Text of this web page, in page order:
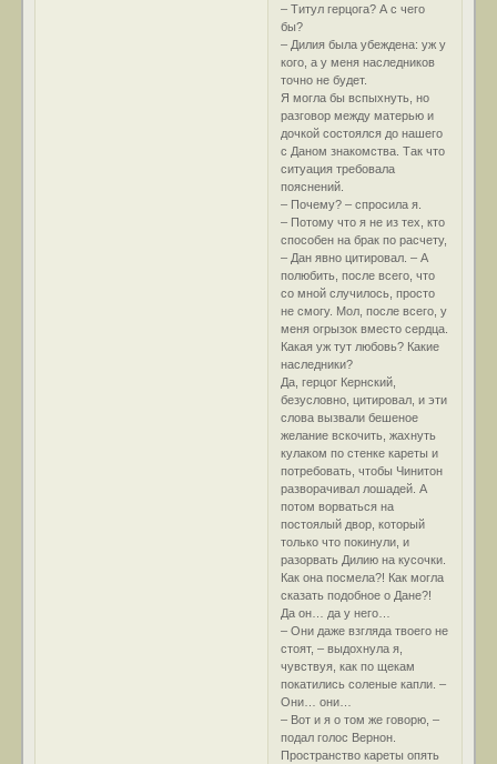
– Титул герцога? А с чего
бы?
– Дилия была убеждена: уж у
кого, а у меня наследников
точно не будет.
Я могла бы вспыхнуть, но
разговор между матерью и
дочкой состоялся до нашего
с Даном знакомства. Так что
ситуация требовала
пояснений.
– Почему? – спросила я.
– Потому что я не из тех, кто
способен на брак по расчету,
– Дан явно цитировал. – А
полюбить, после всего, что
со мной случилось, просто
не смогу. Мол, после всего, у
меня огрызок вместо сердца.
Какая уж тут любовь? Какие
наследники?
Да, герцог Кернский,
безусловно, цитировал, и эти
слова вызвали бешеное
желание вскочить, жахнуть
кулаком по стенке кареты и
потребовать, чтобы Чинитон
разворачивал лошадей. А
потом ворваться на
постоялый двор, который
только что покинули, и
разорвать Дилию на кусочки.
Как она посмела?! Как могла
сказать подобное о Дане?!
Да он… да у него…
– Они даже взгляда твоего не
стоят, – выдохнула я,
чувствуя, как по щекам
покатились соленые капли. –
Они… они…
– Вот и я о том же говорю, –
подал голос Вернон.
Пространство кареты опять